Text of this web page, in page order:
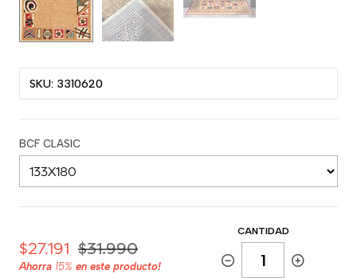
SKU: 3310620
BCF CLASIC
$27.191 $31.990
Ahorra 15% en este producto!
CANTIDAD